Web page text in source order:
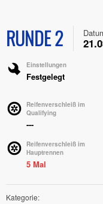
RUNDE 2
Einstellungen
Festgelegt
Reifenverschleiß im
Qualifying
---
Reifenverschleiß im
Hauptrennen
5 Mal
Kategorie